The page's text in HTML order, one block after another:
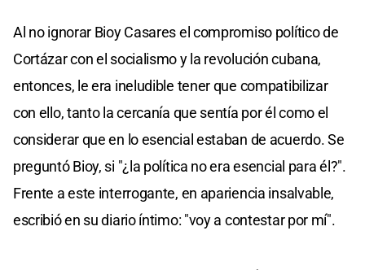
Al no ignorar Bioy Casares el compromiso político de
Cortázar con el socialismo y la revolución cubana,
entonces, le era ineludible tener que compatibilizar
con ello, tanto la cercanía que sentía por él como el
considerar que en lo esencial estaban de acuerdo. Se
preguntó Bioy, si "¿la política no era esencial para él?".
Frente a este interrogante, en apariencia insalvable,
escribió en su diario íntimo: "voy a contestar por mí".